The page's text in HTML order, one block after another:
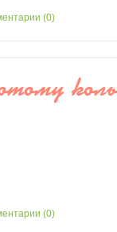
(0)
(0)